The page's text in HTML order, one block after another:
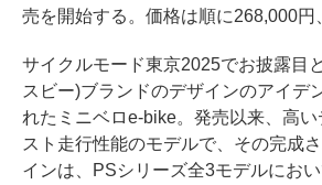
売を開始する。価格は順に268,000円
サイクルモード東京2025でお披露目
スビー)ブランドのデザインのアイデ
れたミニベロe-bike。発売以来、高
スト走行性能のモデルで、その完成
インは、PSシリーズ全3モデルにお